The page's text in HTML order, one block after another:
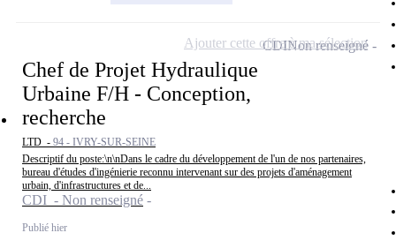
Chef de Projet Hydraulique
Urbaine F/H - Conception,
recherche
LTD - 94 - IVRY-SUR-SEINE
Descriptif du poste:\n\nDans le cadre du développement de l'un de nos partenaires,
bureau d'études d'ingénierie reconnu intervenant sur des projets d'aménagement
urbain, d'infrastructures et de...
CDI - Non renseigné
Publié hier
CDINon renseigné
Ajouter cette offre à ma sélection